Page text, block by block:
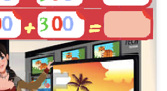
de centenas y decenas
del orden superior (nunca se